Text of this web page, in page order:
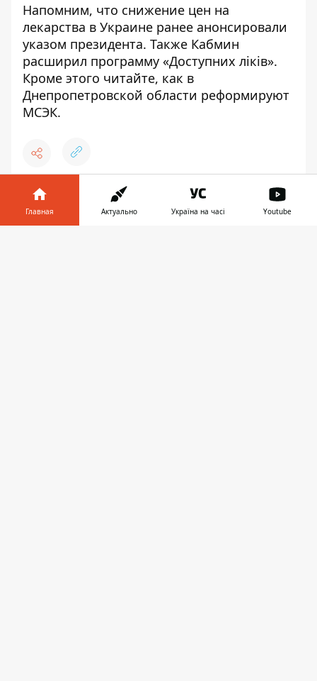
Напомним, что снижение цен на
лекарства в Украине ранее анонсировали
указом президента. Также Кабмин
расширил программу «Доступних ліків».
Кроме этого читайте, как в
Днепропетровской области реформируют
МСЭК.
👍 ♥ 😆
Главная Актуально Україна на часі Youtube